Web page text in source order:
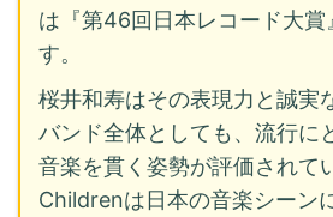
は『第46回日本レコード大賞
す。
桜井和寿はその表現力と誠実
バンド全体としても、流行に
音楽を貫く姿勢が評価されて
Childrenは日本の音楽シーン